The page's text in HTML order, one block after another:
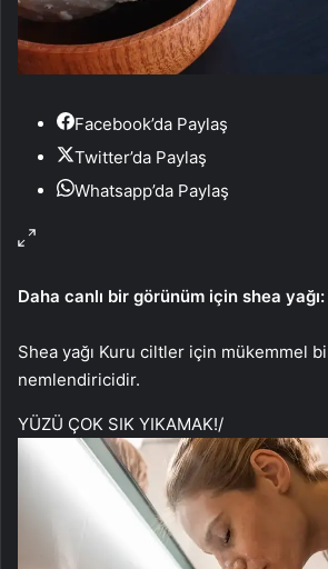
Facebook’da Paylaş
Twitter’da Paylaş
Whatsapp’da Paylaş
Daha canlı bir görünüm için shea yağı:
Shea yağı Kuru ciltler için mükemmel
nemlendiricidir.
YÜZÜ ÇOK SIK YIKAMAK!/